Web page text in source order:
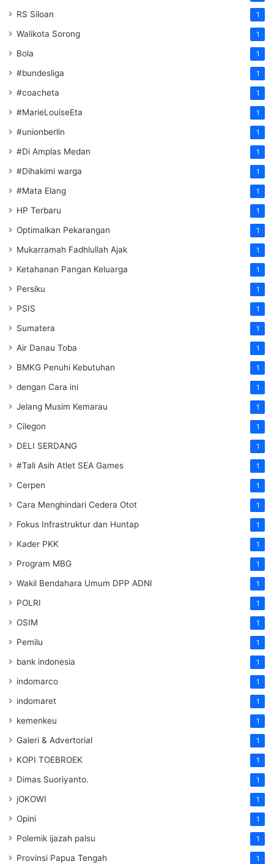
RS Siloan 1
Walikota Sorong 1
Bola 1
#bundesliga 1
#coacheta 1
#MarieLouiseEta 1
#unionberlin 1
#Di Amplas Medan 1
#Dihakimi warga 1
#Mata Elang 1
HP Terbaru 1
Optimalkan Pekarangan 1
Mukarramah Fadhlullah Ajak 1
Ketahanan Pangan Keluarga 1
Persiku 1
PSIS 1
Sumatera 1
Air Danau Toba 1
BMKG Penuhi Kebutuhan 1
dengan Cara ini 1
Jelang Musim Kemarau 1
Cilegon 1
DELI SERDANG 1
#Tali Asih Atlet SEA Games 1
Cerpen 1
Cara Menghindari Cedera Otot 1
Fokus Infrastruktur dan Huntap 1
Kader PKK 1
Program MBG 1
Wakil Bendahara Umum DPP ADNI 1
POLRI 1
OSIM 1
Pemilu 1
bank indonesia 1
indomarco 1
indomaret 1
kemenkeu 1
Galeri & Advertorial 1
KOPI TOEBROEK 1
Dimas Suoriyanto. 1
jOKOWI 1
Opini 1
Polemik ijazah palsu 1
Provinsi Papua Tengah 1